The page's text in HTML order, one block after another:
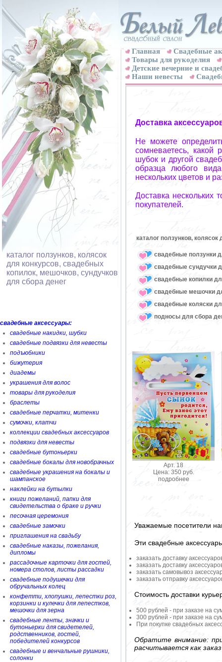
каталог ползунков, колясок
для конкурсов, свадебных
копилок, мешочков, сундучков
для сбора денег
свадебные аксессуары:
свадебные накидки, шубки
свадебные подвязки для невесты
подъюбники
бижутерия
диадемы
украшения для волос
товары для рукоделия
браслеты
свадебные перчатки, митенки
сумочки, клатчи
коллекции свадебных аксессуаров
подвязки для невесты
свадебные бутоньерки
свадебные бокалы для новобрачных
свадебные украшения на бокалы и
шампанское
наклейки на бутылки
книги пожеланий, папки для
свидетельства о браке и ручки
песочная церемония
свадебные замочки
приглашения на свадьбу
свадебные наказы, пожелания,
дипломы
рассадочные карточки для гостей,
номера столов, листы рассадки
свадебные подушечки для
обручальных колец
конфетти, хлопушки, лепестки роз,
корзинки и кулечки для лепестков,
мешочки для зерна
свадебные ленты, значки и
бутоньерки для свидетелей,
родственников, гостей,
победителей конкурсов
свадебные и венчальные рушники,
солонки
Главная
Свадебные
Товары для рукоделия
Детские вечерние и
Наши невесты
Доставка
Не можете
сомневаетесь, какой
шубок и другой
образца любого
нескольких цветов и
Доставка нескольких
покупателей.
каталог ползунков,
свадебные ползунки
свадебные сундучки
свадебные копилки
свадебные мешочки
свадебные коляски
подносы для сбора
Арт. 18
Цена: 350 руб.
подробнее
Уважаемые посетители
Эти свадебные
заказать доставку
заказать доставку
заказать самовывоз
заказать отправку
Стоимость доставки
500 рублей - при заказе на
300 рублей - при заказе на
При покупке свадебных
Обратите внимание:
расчитывается как